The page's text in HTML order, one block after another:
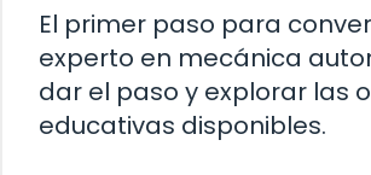
El primer paso para
experto en mecánica
dar el paso y explorar las
educativas disponibles.